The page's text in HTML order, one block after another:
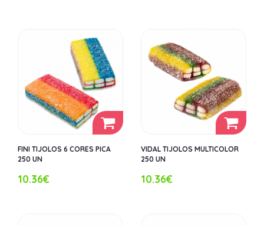
FINI TIJOLOS 6 CORES PICA
250 UN
10.36€
VIDAL TIJOLOS MULTICOLOR
250 UN
10.36€